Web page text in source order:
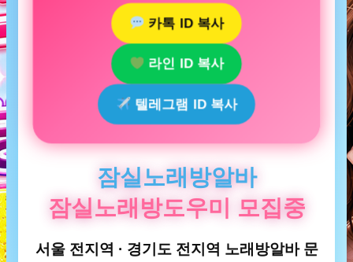
카톡 ID 복사
라인 ID 복사
텔레그램 ID 복사
잠실노래방알바
잠실노래방도우미 모집중
서울 전지역 · 경기도 전지역 노래방알바 문